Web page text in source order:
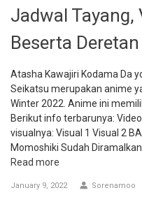
Jadwal Tayang,
Beserta
Atasha Kawajiri Kodama Da
Seikatsu merupakan anime
Winter 2022. Anime ini
Berikut info terbarunya:
visualnya: Visual 1 Visual 2
Momoshiki Sudah
Read more
January 9, 2022 Sorenamoo